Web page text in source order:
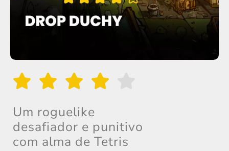
Um roguelike
desafiador e punitivo
com alma de Tetris